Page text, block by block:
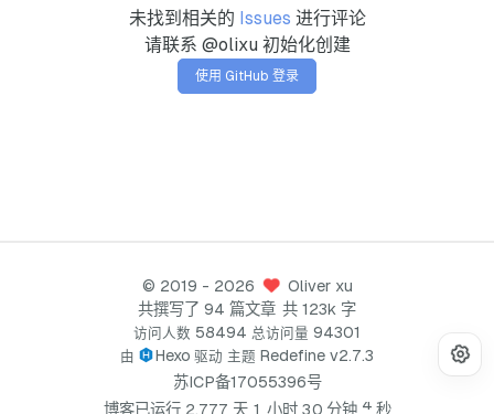
未找到相关的 Issues 进行评论
请联系 @olixu 初始化创建
使用 GitHub 登录
© 2019 - 2026
Oliver xu
共撰写了 94 篇文章 共 123k 字
访问人数 58494 总访问量 94301
由 Hexo 驱动 主题 Redefine v2.7.3
苏ICP备17055396号
博客已运行 2,777 天 1 小时 30分钟
4
秒